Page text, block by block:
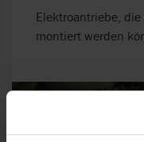
Elektroantriebe,
montiert werden